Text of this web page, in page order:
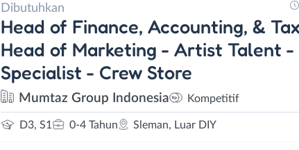
Dibutuhkan
Head of Finance, Accounting, &
Head of Marketing - Artist Talent -
Specialist - Crew Store
Mumtaz Group Indonesia Kompetitif
D3, S1 0-4 Tahun Sleman, Luar DIY